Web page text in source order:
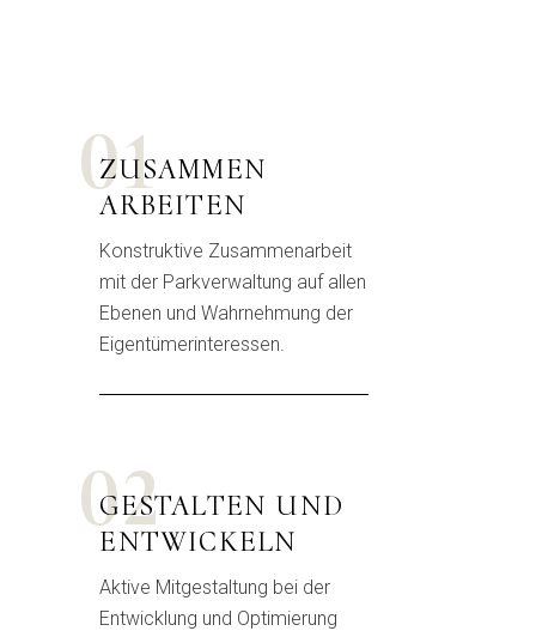
01
ZUSAMMEN
ARBEITEN
Konstruktive Zusammenarbeit
mit der Parkverwaltung auf allen
Ebenen und Wahrnehmung der
Eigentümerinteressen.
02
GESTALTEN UND
ENTWICKELN
Aktive Mitgestaltung bei der
Entwicklung und Optimierung